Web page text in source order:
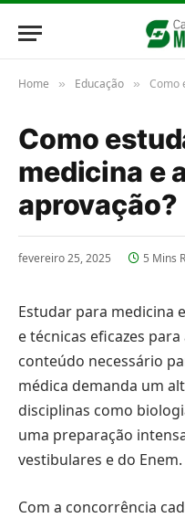
Home » Educação » Como
Como
medicina e
aprovação?
fevereiro 25, 2025 5 Mins
Estudar para medicina
e técnicas eficazes
conteúdo necessário
médica demanda um
disciplinas como
uma preparação
vestibulares e do Enem.
Com a concorrência